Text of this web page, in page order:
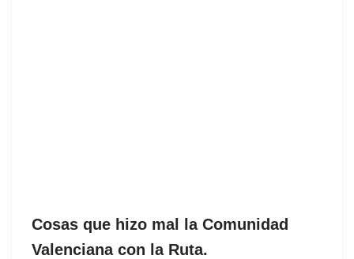
Cosas que hizo mal la Comunidad
Valenciana con la Ruta.